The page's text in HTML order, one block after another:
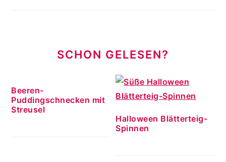
SCHON GELESEN?
Beeren-
Puddingschnecken mit
Streusel
Halloween Blätterteig-
Spinnen